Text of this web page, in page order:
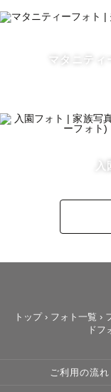
マタニティ
入
トップ › フォト一覧 ›
ドフ
ご利用の流れ